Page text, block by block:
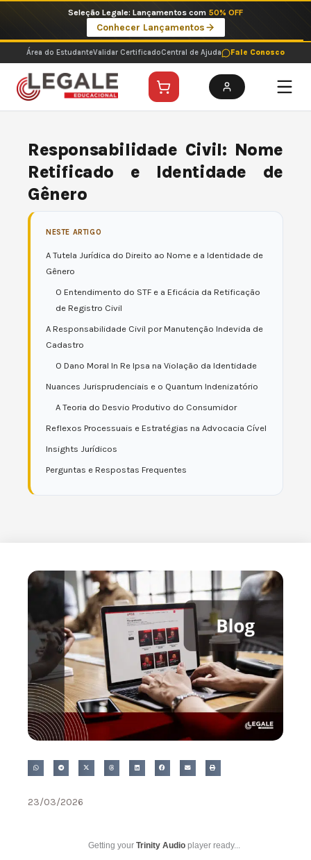
o
conteúdo
Imperdíveis no Pix: Pós Selecionadas a 199 reais no pix em parcela única
Ver ofertas
Área do EstudanteValidar CertificadoCentral de Ajuda Fale Conosco
Responsabilidade Civil: Nome
Retificado e Identidade de
Gênero
NESTE ARTIGO
A Tutela Jurídica do Direito ao Nome e a Identidade de
Gênero
O Entendimento do STF e a Eficácia da Retificação
de Registro Civil
A Responsabilidade Civil por Manutenção Indevida de
Cadastro
O Dano Moral In Re Ipsa na Violação da Identidade
Nuances Jurisprudenciais e o Quantum Indenizatório
A Teoria do Desvio Produtivo do Consumidor
Reflexos Processuais e Estratégias na Advocacia Cível
Insights Jurídicos
Perguntas e Respostas Frequentes
23/03/2026
Getting your Trinity Audio player ready...